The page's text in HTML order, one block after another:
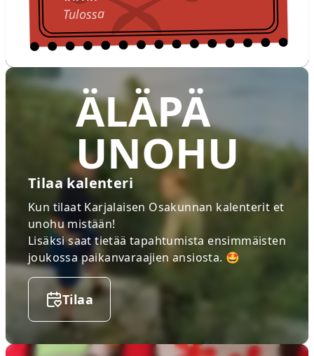
Tulossa
ÄLÄPÄ
UNOHU
Tilaa kalenteri
Kun tilaat Karjalaisen Osakunnan kalenterit et
unohu mistään!
Lisäksi saat tietää tapahtumista ensimmäisten
joukossa paikanvaraajien ansiosta. 🤩
Tilaa